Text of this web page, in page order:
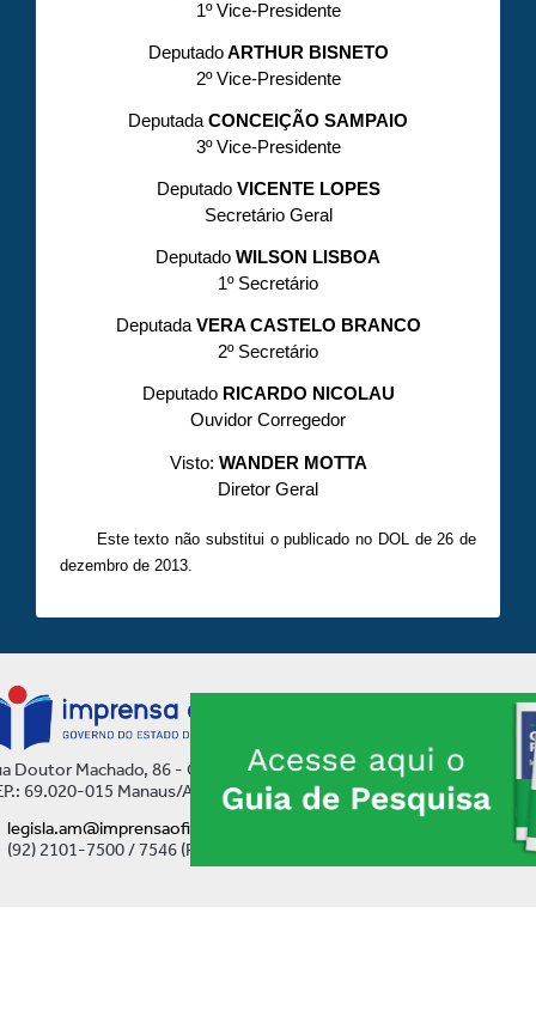
1º Vice-Presidente
DeputadoARTHUR BISNETO
2º Vice-Presidente
DeputadaCONCEIÇÃO SAMPAIO
3º Vice-Presidente
DeputadoVICENTE LOPES
Secretário Geral
Deputado WILSON LISBOA
1º Secretário
DeputadaVERA CASTELO BRANCO
2º Secretário
DeputadoRICARDO NICOLAU
Ouvidor Corregedor
Visto: WANDER MOTTA
Diretor Geral
Este texto não substitui o publicado no DOL de 26 de
dezembro de 2013.
Doutor Machado, 86 - Centro
69.020-015 Manaus/AM
legisla.am@imprensaoficial.am.gov.br
(92) 2101-7500 / 7546 (Ramal)